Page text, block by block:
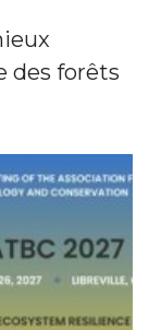
des forêts